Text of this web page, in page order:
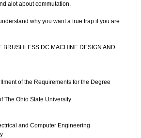
alot about commutation.
why you want a true trap if you are
BRUSHLESS DC MACHINE DESIGN AND
of the Requirements for the Degree
The Ohio State University
and Computer Engineering